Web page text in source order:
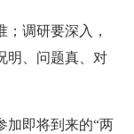
调研要深入，
明、问题真、对
加即将到来的“两